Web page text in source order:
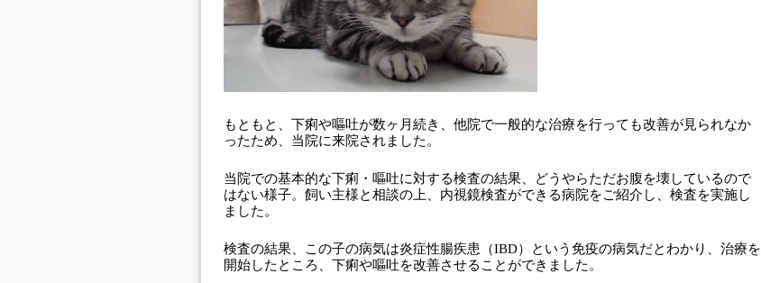
もともと、下痢や嘔吐が数ヶ月続き、他院で一般的な治療を行っても改善が見られなか
ったため、当院に来院されました。
当院での基本的な下痢・嘔吐に対する検査の結果、どうやらただお腹を壊しているので
はない様子。飼い主様と相談の上、内視鏡検査ができる病院をご紹介し、検査を実施し
ました。
検査の結果、この子の病気は炎症性腸疾患（IBD）という免疫の病気だとわかり、治療を
開始したところ、下痢や嘔吐を改善させることができました。